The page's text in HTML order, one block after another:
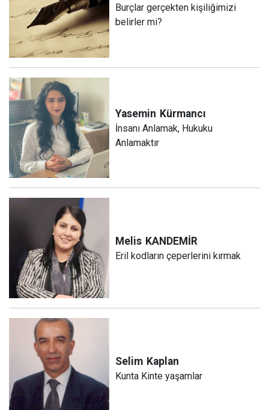
Burçlar gerçekten kişiliğimizi
belirler mi?
Yasemin Kürmancı
İnsanı Anlamak, Hukuku
Anlamaktır
Melis KANDEMİR
Eril kodların çeperlerini kırmak
Selim Kaplan
Kunta Kinte yaşamlar